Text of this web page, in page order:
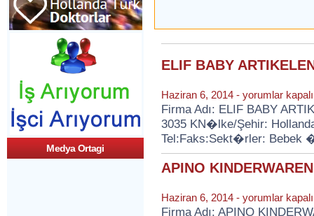
Medya Ortagi
ELIF BABY
Haziran 6, 2014 - ELIF
BABY
ARTIKELEN
için
yorumlar kapalı
Firma Adı: ELIF BABY
3035 KN�lke/Şehir:
Tel:Faks:Sekt�rler: Bebek
APINO
Haziran 6, 2014 - APINO
KINDERWAREN
yorumlar kapalı
Firma Adı: APINO